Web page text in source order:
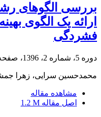
بررسی الگوهای
ارائه یک الگوی
فشردگی
دوره 5، شماره 2، 1396، صفحه
محمدحسین سرایی، زهرا
مشاهده مقاله
اصل مقاله 1.2 M